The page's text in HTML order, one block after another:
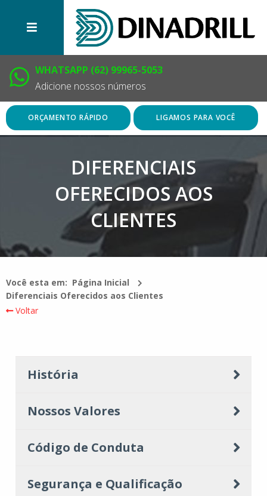
WHATSAPP (62) 99965-5053
Adicione nossos números
ORÇAMENTO RÁPIDO LIGAMOS PARA VOCÊ
DIFERENCIAIS
OFERECIDOS AOS
CLIENTES
Você esta em: Página Inicial
Diferenciais Oferecidos aos Clientes
Voltar
História
Nossos Valores
Código de Conduta
Segurança e Qualificação